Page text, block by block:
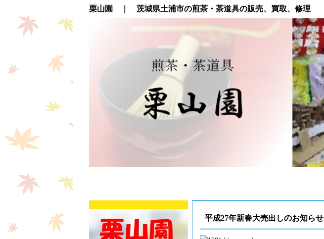
栗山園 ｜ 茨城県土浦市の煎茶・茶道具の販売、買取、修理
平成27年新春大売出しのお知らせ